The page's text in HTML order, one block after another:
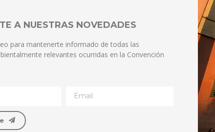
A NUESTRAS NOVEDADES
para mantenerte informado de todas las
relevantes ocurridas en la Convención